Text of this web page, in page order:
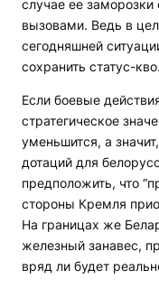
случае ее
вызовами. Ведь в
сегодняшней
сохранить статус-кво.
Если боевые
стратегическое
уменьшится, а
дотаций для
предположить, что
стороны Кремля
На границах же
железный занавес,
вряд ли будет